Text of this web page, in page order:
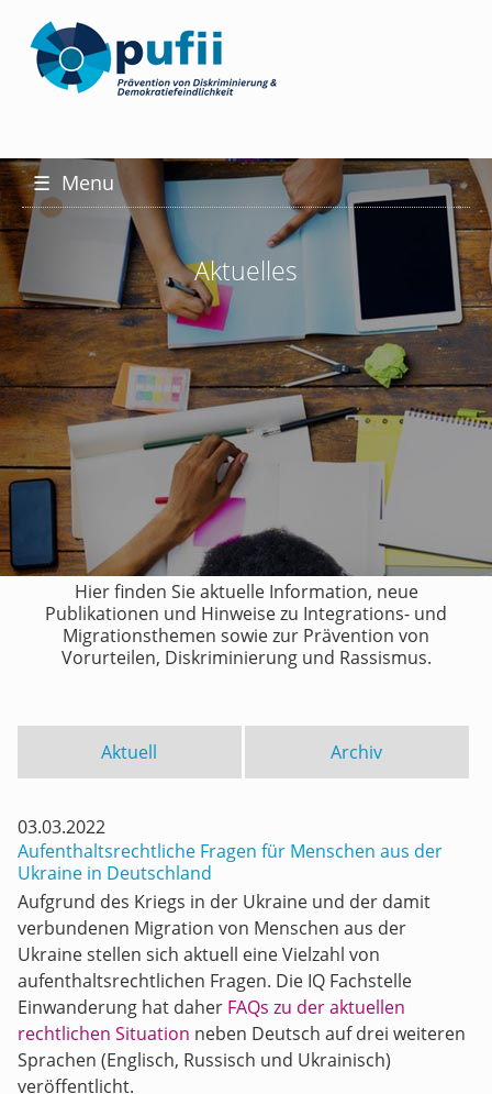
☰ Menu
Aktuelles
Hier finden Sie aktuelle Information, neue
Publikationen und Hinweise zu Integrations- und
Migrationsthemen sowie zur Prävention von
Vorurteilen, Diskriminierung und Rassismus.
Aktuell Archiv
03.03.2022
Aufenthaltsrechtliche Fragen für Menschen aus der
Ukraine in Deutschland
Aufgrund des Kriegs in der Ukraine und der damit
verbundenen Migration von Menschen aus der
Ukraine stellen sich aktuell eine Vielzahl von
aufenthaltsrechtlichen Fragen. Die IQ Fachstelle
Einwanderung hat daher FAQs zu der aktuellen
rechtlichen Situation neben Deutsch auf drei weiteren
Sprachen (Englisch, Russisch und Ukrainisch)
veröffentlicht.